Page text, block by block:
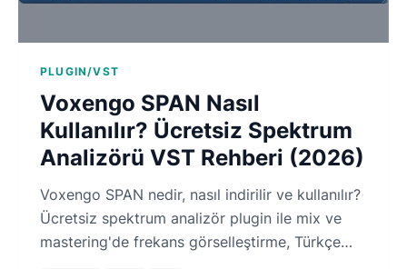
PLUGIN/VST
Voxengo SPAN Nasıl
Kullanılır? Ücretsiz Spektrum
Analizörü VST Rehberi (2026)
Voxengo SPAN nedir, nasıl indirilir ve kullanılır?
Ücretsiz spektrum analizör plugin ile mix ve
mastering'de frekans görselleştirme, Türkçe